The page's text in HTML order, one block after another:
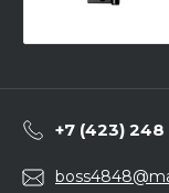
+7 (423)